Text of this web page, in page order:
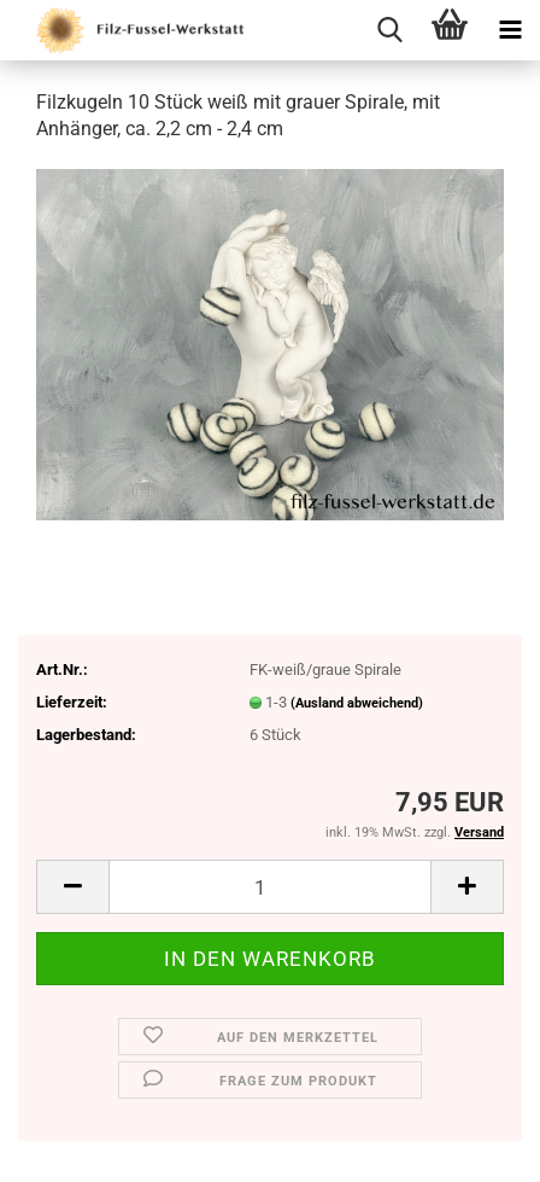
Filzkugeln 10 Stück weiß mit grauer Spirale, mit
Anhänger, ca. 2,2 cm - 2,4 cm
Art.Nr.:
FK-weiß/graue Spirale
Lieferzeit:
1-3 (Ausland abweichend)
Lagerbestand: 6 Stück
7,95 EUR
inkl. 19% MwSt. zzgl. Versand
AUF DEN MERKZETTEL
FRAGE ZUM PRODUKT